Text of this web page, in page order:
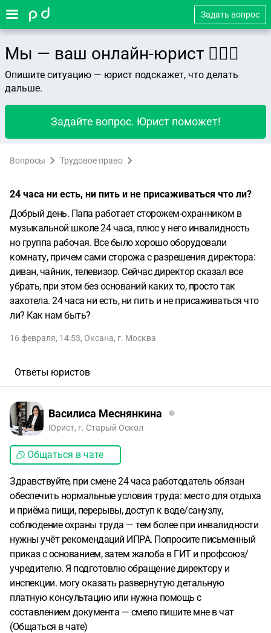
Задать вопрос
Мы — ваш онлайн-юрист 👨🏻‍⚖️
Опишите ситуацию — юрист подскажет, что делать
дальше.
Задайте вопрос. Юрист поможет!
Вопросы Трудовое право
24 часа ни есть, ни пить и не присаживаться что ли?
Добрый день. Папа работает сторожем-охранником в
музыкальной школе 24 часа, плюс у него инвалидность
но группа рабочая. Все было хорошо оборудовали
комнату, причем сами сторожа с разрешения директора:
диван, чайник, телевизор. Сейчас директор сказал все
убрать, при этом без оснований каких то, просто так
захотела. 24 часа ни есть, ни пить и не присаживаться что
ли? Как нам быть?
16 февраля, 14:53, Оксана, г. Москва
Ответы юристов
Василиса Меснянкина
Юрист, г. Старый Оскол
Общаться в чате
Здравствуйте, при смене 24 часа работодатель обязан
обеспечить нормальные условия труда: место для отдыха
и приёма пищи, перерывы, доступ к воде/санузлу,
соблюдение охраны труда — тем более при инвалидности
нужны учёт рекомендаций ИПРА. Попросите письменный
приказ с основанием, затем жалоба в ГИТ и профсоюз/
учредителю. Я подготовлю обращение директору и
инспекции. могу оказать развернутую детальную
платную консультацию или нужна помощь с
составлением документа — смело пишите мне в чат
(Общаться в чате)